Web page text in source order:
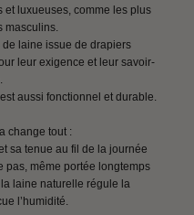
luxueuses, comme les plus
masculins.
laine issue de drapiers
leur exigence et leur savoir-
aussi fonctionnel et durable.
change tout :
sa tenue au fil de la journée
pas, même portée longtemps
laine naturelle régule la
l’humidité.